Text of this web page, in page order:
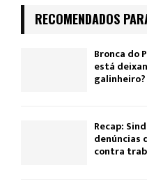
RECOMENDADOS
Bronca do
está
galinheiro?
Recap:
denúncias
contra